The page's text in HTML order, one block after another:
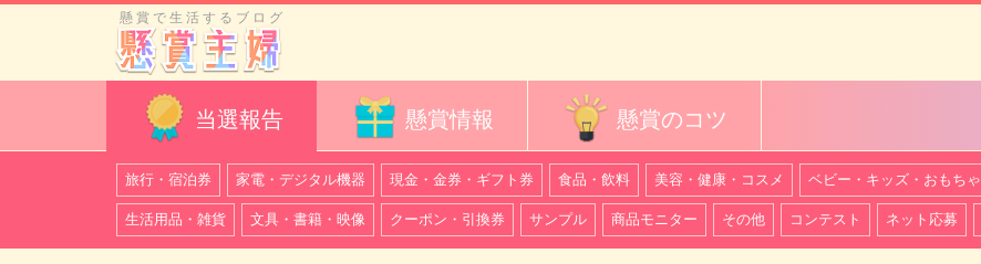
懸賞で生活するブログ
当選報告 懸賞情報 懸賞のコツ
旅行・宿泊券 家電・デジタル機器 現金・金券・ギフト券 食品・飲料 美容・健康・コスメ ベビー・キッズ・おもちゃ
生活用品・雑貨 文具・書籍・映像 クーポン・引換券 サンプル 商品モニター その他 コンテスト ネット応募